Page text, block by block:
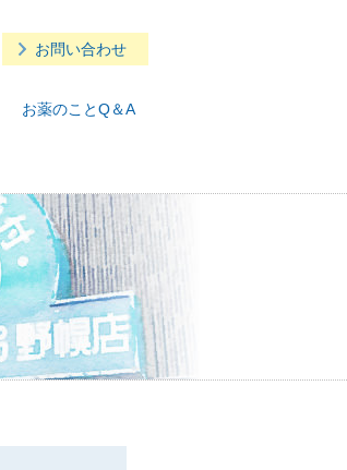
お薬のことQ＆A
お問い合わせ